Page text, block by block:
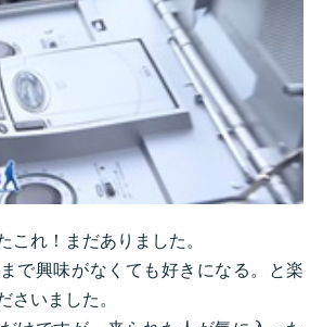
これ！まだありました。
で興味がなくても好きになる。と楽
さいました。